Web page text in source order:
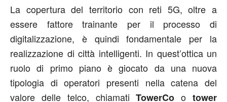
La copertura del territorio con reti 5G, oltre a
essere fattore trainante per il processo di
digitalizzazione, è quindi fondamentale per la
realizzazione di città intelligenti. In quest’ottica un
ruolo di primo piano è giocato da una nuova
tipologia di operatori presenti nella catena del
valore delle telco, chiamatiTowerCo otower